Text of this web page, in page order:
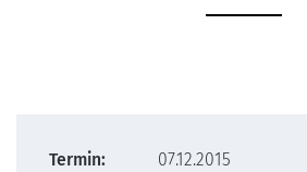
Termin:
07.12.2015